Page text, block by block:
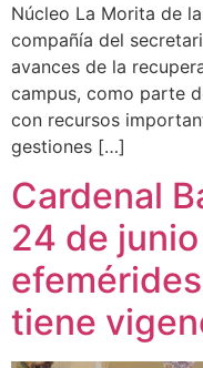
Núcleo La Morita de
compañía del
avances de la
campus, como parte
con recursos
gestiones […]
Cardenal
24 de
tiene